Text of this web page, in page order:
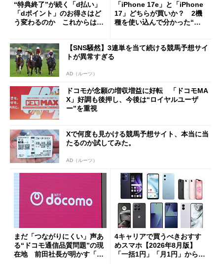
“特典終了”が続く「d払い」
「dポイント」のお得さはど
う変わるのか これからは
「iPhone 17e」と「iPhone
17」どちらが買いか？ 2機
種を使い込んで分かった“ス
【SNS騒然】3連単を当て続ける競馬予想サイ
トが異常すぎる
AD（ルーツ）
ドコモが念願の増収増益に好転 「ドコモMA
X」好調も後押し、今後は“ロイヤルユーザ
ー”を重視
Xで何度も見かける競馬予想サイト、本当に当
たるのか試してみた。
AD（ルーツ）
まだ「つながりにくい」声あ
る“ドコモ通信品質問題”の現
在地 前田社長が明かす「道
4キャリアで買うべきおすす
めスマホ【2026年8月版】
「一括1円」「月1円」からお